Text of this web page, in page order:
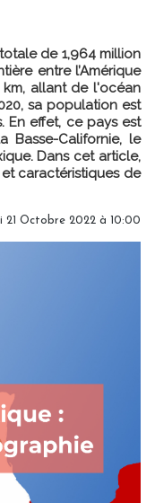
de 1,964 million
entre l’Amérique
km, allant de l'océan
sa population est
En effet, ce pays est
Basse-Californie, le
Dans cet article,
caractéristiques de
21 Octobre 2022 à 10:00